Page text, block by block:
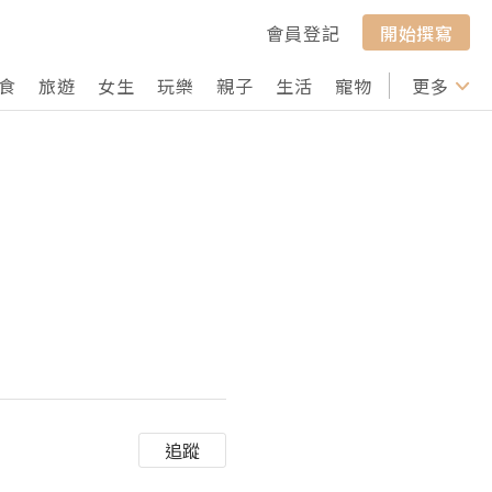
會員登記
開始撰寫
旅遊 女生 玩樂 親子 生活 寵物 行山 打卡
更多
追蹤